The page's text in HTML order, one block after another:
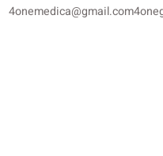
4onemedica@gmail.com